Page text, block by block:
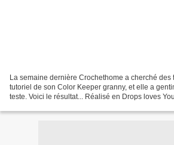
La semaine dernière Crochethome a cherché des
tutoriel de son Color Keeper granny, et elle a
teste. Voici le résultat... Réalisé en Drops loves